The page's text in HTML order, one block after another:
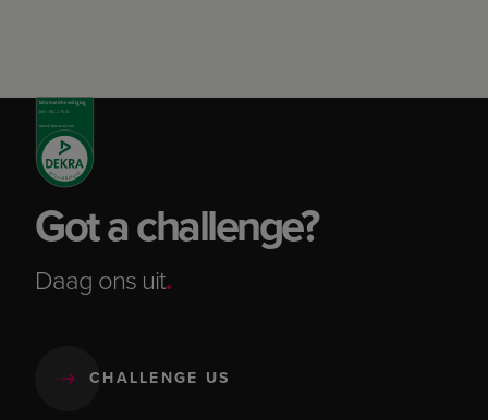
Got a challenge?
Daag ons uit.
CHALLENGE US